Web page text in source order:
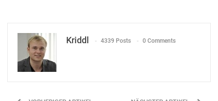
Kriddl 4339 Posts 0 Comments